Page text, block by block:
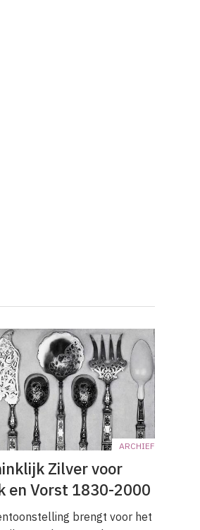
ARCHIEF
Zilver voor
en Vorst 1830-2000
brengt voor het